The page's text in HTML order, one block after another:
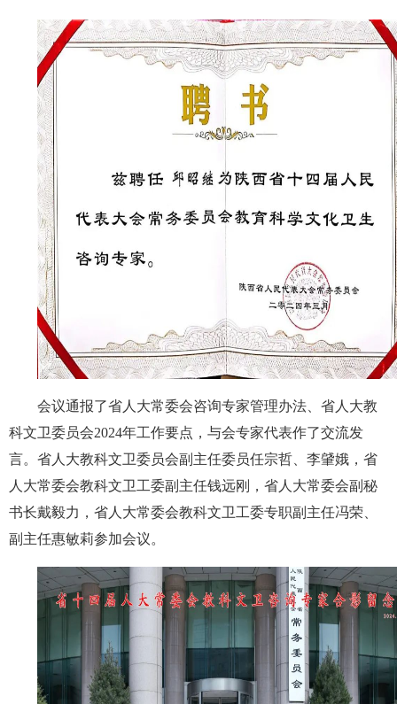
会议通报了省人大常委会咨询专家管理办法、省人大教
科文卫委员会2024年工作要点，与会专家代表作了交流发
言。省人大教科文卫委员会副主任委员任宗哲、李肈娥，省
人大常委会教科文卫工委副主任钱远刚，省人大常委会副秘
书长戴毅力，省人大常委会教科文卫工委专职副主任冯荣、
副主任惠敏莉参加会议。